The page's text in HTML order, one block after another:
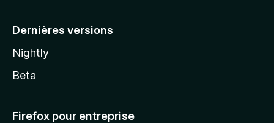
Dernières versions
Nightly
Beta
Firefox pour entreprise